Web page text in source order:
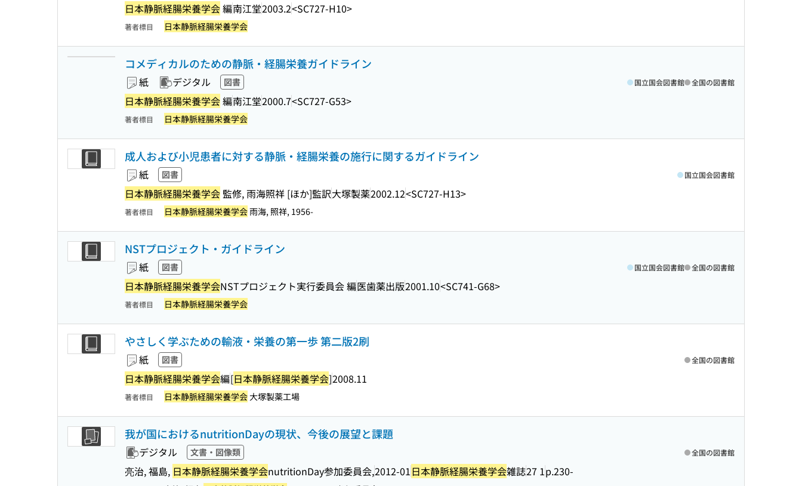
日本静脈経腸栄養学会編南江堂2003.2<SC727-H10>
著者標目 日本静脈経腸栄養学会
コメディカルのための静脈・経腸栄養ガイドライン
紙 デジタル 図書
日本静脈経腸栄養学会編南江堂2000.7<SC727-G53>
国立国会図書館 全国の図書館
著者標目 日本静脈経腸栄養学会
成人および小児患者に対する静脈・経腸栄養の施行に関するガイドライン
紙 図書
日本静脈経腸栄養学会 監修, 雨海照祥 [ほか]監訳大塚製薬2002.12<SC727-H13>
国立国会図書館
著者標目 日本静脈経腸栄養学会雨海, 照祥, 1956-
NSTプロジェクト・ガイドライン
紙 図書
日本静脈経腸栄養学会NSTプロジェクト実行委員会 編医歯薬出版2001.10<SC741-G68>
国立国会図書館 全国の図書館
著者標目 日本静脈経腸栄養学会
やさしく学ぶための輸液・栄養の第一歩 第二版2刷
紙 図書
日本静脈経腸栄養学会編[日本静脈経腸栄養学会]2008.11
全国の図書館
著者標目 日本静脈経腸栄養学会 大塚製薬工場
我が国におけるnutritionDayの現状、今後の展望と課題
デジタル 文書・図像類
亮治, 福島, 日本静脈経腸栄養学会nutritionDay参加委員会,2012-01日本静脈経腸栄養学会雑誌27 1p.230-
全国の図書館